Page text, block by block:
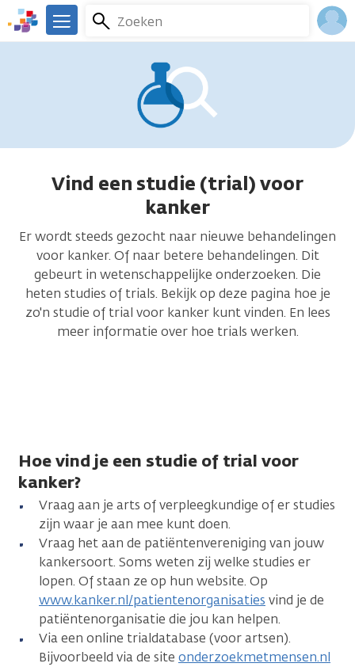
Overslaan
en
naar
We
Zoeken
Menu
Vind een studie (trial) voor
kanker
Er wordt steeds gezocht naar nieuwe behandelingen
voor kanker. Of naar betere behandelingen. Dit
gebeurt in wetenschappelijke onderzoeken. Die
heten studies of trials. Bekijk op deze pagina hoe je
zo'n studie of trial voor kanker kunt vinden. En lees
meer informatie over hoe trials werken.
Hoe vind je een studie of trial voor
kanker?
Vraag aan je arts of verpleegkundige of er studies
zijn waar je aan mee kunt doen.
Vraag het aan de patiëntenvereniging van jouw
kankersoort. Soms weten zij welke studies er
lopen. Of staan ze op hun website. Op
www.kanker.nl/patientenorganisaties vind je de
patiëntenorganisatie die jou kan helpen.
Via een online trialdatabase (voor artsen).
Bijvoorbeeld via de site onderzoekmetmensen.nl